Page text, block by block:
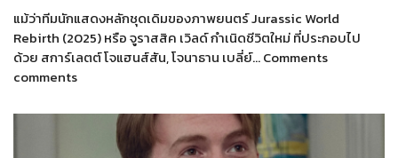
แม้ว่าทีมนักแสดงหลักชุดเดิมของภาพยนตร์ Jurassic World
Rebirth (2025) หรือ จูราสสิค เวิลด์ กำเนิดชีวิตใหม่ ที่ประกอบไป
ด้วย สการ์เลตต์ โจแฮนส์สัน, โจนาธาน เบลี่ย์… Comments
comments